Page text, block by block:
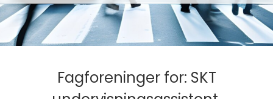
Fagforeninger for: SKT